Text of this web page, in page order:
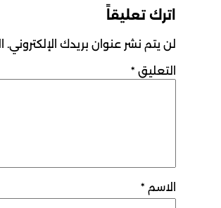
اترك تعليقاً
لن يتم نشر عنوان بريدك الإلكتروني.
التعليق *
الاسم *